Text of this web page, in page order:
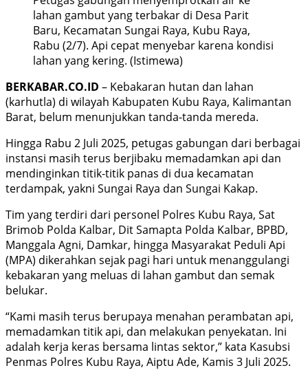
lahan gambut yang terbakar di Desa Parit
Baru, Kecamatan Sungai Raya, Kubu Raya,
Rabu (2/7). Api cepat menyebar karena kondisi
lahan yang kering. (Istimewa)
BERKABAR.CO.ID – Kebakaran hutan dan lahan
(karhutla) di wilayah Kabupaten Kubu Raya, Kalimantan
Barat, belum menunjukkan tanda-tanda mereda.
Hingga Rabu 2 Juli 2025, petugas gabungan dari berbagai
instansi masih terus berjibaku memadamkan api dan
mendinginkan titik-titik panas di dua kecamatan
terdampak, yakni Sungai Raya dan Sungai Kakap.
Tim yang terdiri dari personel Polres Kubu Raya, Sat
Brimob Polda Kalbar, Dit Samapta Polda Kalbar, BPBD,
Manggala Agni, Damkar, hingga Masyarakat Peduli Api
(MPA) dikerahkan sejak pagi hari untuk menanggulangi
kebakaran yang meluas di lahan gambut dan semak
belukar.
“Kami masih terus berupaya menahan perambatan api,
memadamkan titik api, dan melakukan penyekatan. Ini
adalah kerja keras bersama lintas sektor,” kata Kasubsi
Penmas Polres Kubu Raya, Aiptu Ade, Kamis 3 Juli 2025.